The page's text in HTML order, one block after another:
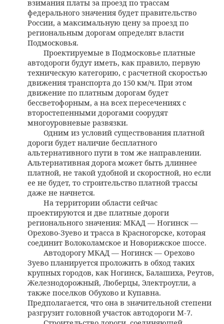
взимания платы за проезд по трассам
федерального значения будет правительство
России, а максимальную цену за проезд по
региональным дорогам определят власти
Подмосковья.
Проектируемые в Подмосковье платные
автодороги будут иметь, как правило, первую
техническую категорию, с расчетной скоростью
движения транспорта до 150 км/ч. При этом
движение по платным дорогам будет
бессветофорным, а на всех пересечениях с
второстепенными дорогами соорудят
многоуровневые развязки.
Одним из условий существования платной
дороги будет наличие бесплатного
альтернативного пути в том же направлении.
Альтернативная дорога может быть длиннее
платной, не такой удобной и скоростной, но если
ее не будет, то строительство платной трассы
даже не начнется.
На территории области сейчас
проектируются и две платные дороги
регионального значения: МКАД — Ногинск —
Орехово-Зуево и трасса в Красногорске, которая
соединит Волоколамское и Новорижское шоссе.
Автодорогу МКАД — Ногинск — Орехово
Зуево планируется проложить в обход таких
крупных городов, как Ногинск, Балашиха, Реутов,
Железнодорожный, Люберцы, Электроугли, а
также поселков Обухово и Купавна.
Предполагается, что она в значительной степени
разгрузит головной участок автодороги М-7.